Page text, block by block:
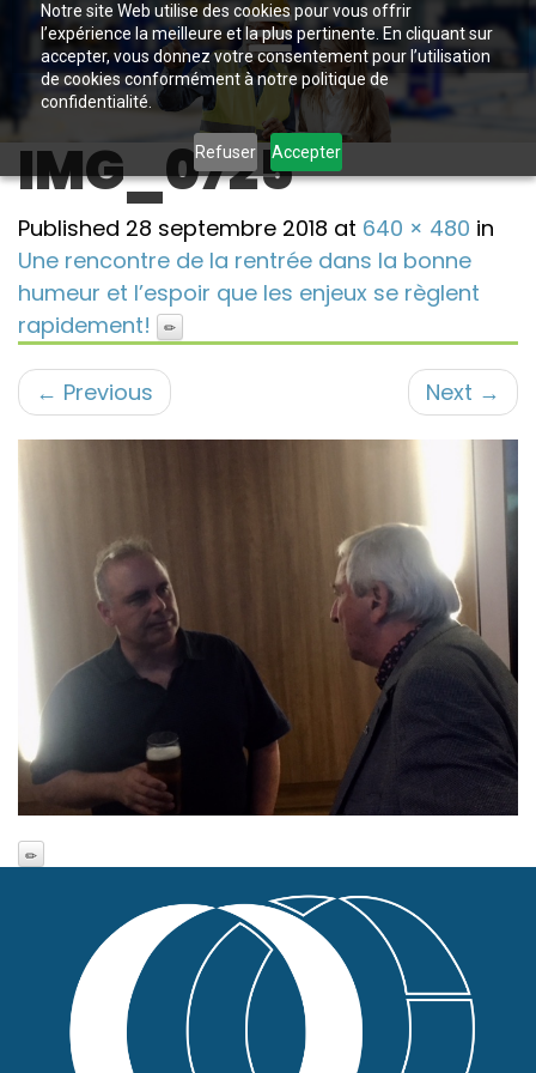
Notre site Web utilise des cookies pour vous offrir
l’expérience la meilleure et la plus pertinente. En cliquant sur
accepter, vous donnez votre consentement pour l’utilisation
de cookies conformément à notre politique de
confidentialité.
Refuser Accepter
IMG_0725
Published 28 septembre 2018 at 640 × 480 in
Une rencontre de la rentrée dans la bonne
humeur et l’espoir que les enjeux se règlent
rapidement!
← Previous Next →